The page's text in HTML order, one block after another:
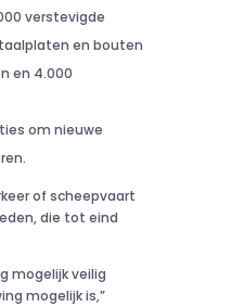
verstevigde
en bouten
en 4.000
om nieuwe
of scheepvaart
die tot eind
mogelijk veilig
mogelijk is,”